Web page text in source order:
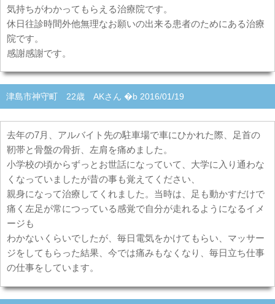
気持ちがわかってもらえる治療院です。
休日往診時間外他無理なお願いの出来る患者のためにある治療
院です。
感謝感謝です。
津島市神守町 22歳 AKさん �b 2016/01/19
去年の7月、アルバイト先の駐車場で車にひかれた際、足首の
靭帯と骨盤の骨折、左肩を痛めました。
小学校の頃からずっとお世話になっていて、大学に入り通わな
くなっていましたが昔の事も覚えてください、
親身になって治療してくれました。当時は、足も動かすだけで
痛く左足が常につっている感覚で自分が走れるようになるイメ
ージも
わかないくらいでしたが、毎日電気をかけてもらい、マッサー
ジをしてもらった結果、今では痛みもなくなり、毎日立ち仕事
の仕事をしています。